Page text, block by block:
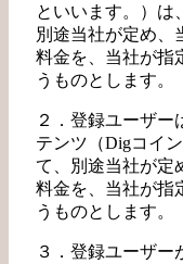
といいます。）は
別途当社が定め、
料金を、当社が指
うものとします。
２．登録ユーザー
テンツ（Digコイ
て、別途当社が定
料金を、当社が指
うものとします。
３．登録ユーザ